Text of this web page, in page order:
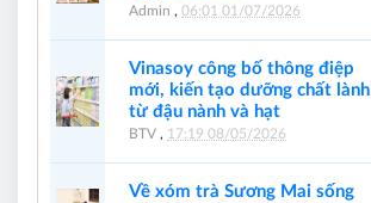
Admin , 06:01 01/07/2026
Vinasoy công bố thông điệp
mới, kiến tạo dưỡng chất lành
từ đậu nành và hạt
BTV , 17:19 08/05/2026
Về xóm trà Sương Mai sống